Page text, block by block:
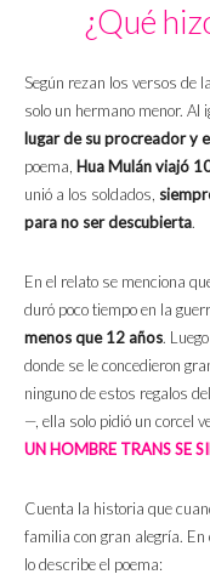
¿Qué
Según rezan los versos de
solo un hermano menor. Al
lugar de su procreador y
poema, Hua Mulán viajó
unió a los soldados,
para no ser descubierta.
En el relato se menciona
duró poco tiempo en la
menos que 12 años.
donde se le concedieron
ninguno de estos regalos del
—, ella solo pidió un corcel
UN HOMBRE TRANS SE
Cuenta la historia que
familia con gran alegría.
lo describe el poema: